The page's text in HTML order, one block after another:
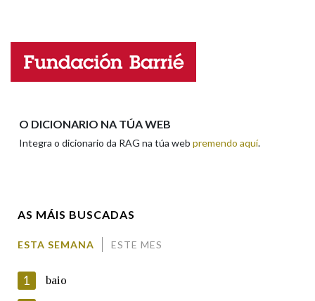
Nome
O DICIONARIO NA TÚA WEB
Integra o dicionario da RAG na túa web premendo aquí.
AS MÁIS BUSCADAS
ESTA SEMANA ESTE MES
1 baio